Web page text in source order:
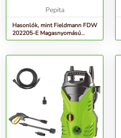
Pepita
Hasonlók, mint Fieldmann FDW
202205-E Magasnyomású
Mosó, Fekete-Zöld